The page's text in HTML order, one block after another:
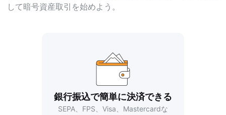
して暗号資産取引を始めよう。
銀行振込で簡単に決済できる
SEPA、FPS、Visa、Mastercardな